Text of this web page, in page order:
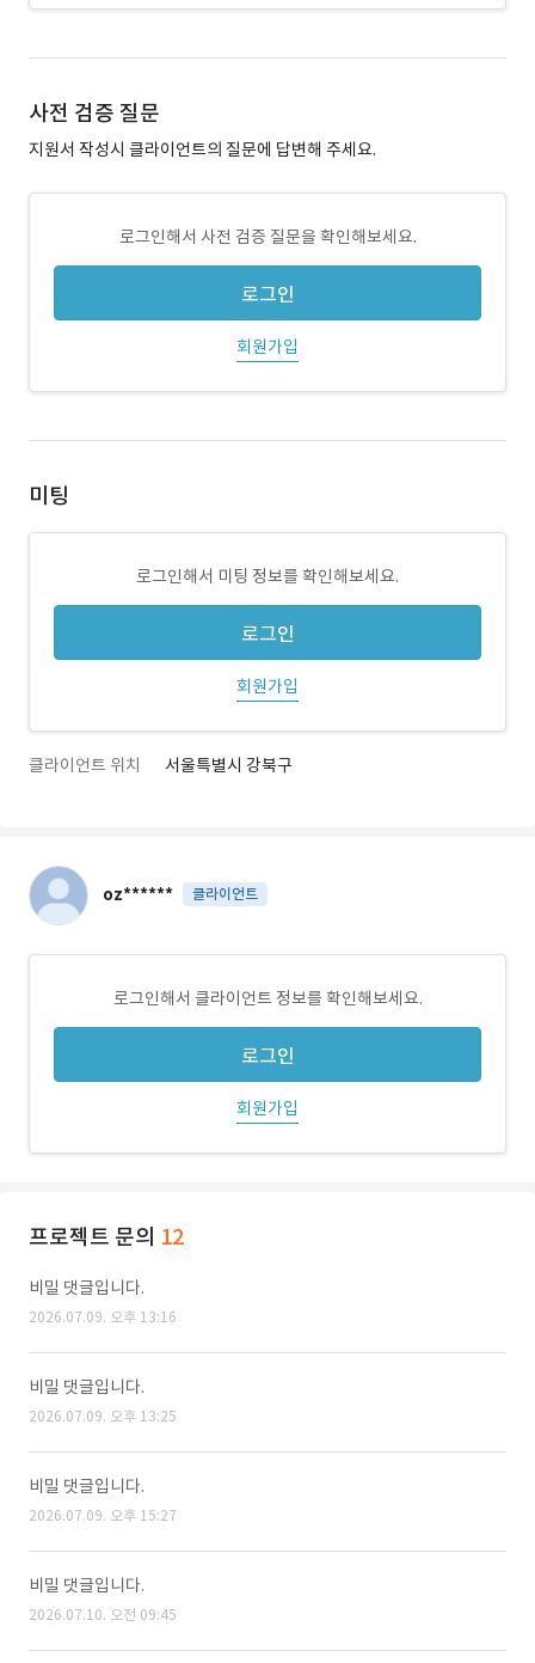
사전 검증 질문
지원서 작성시 클라이언트의 질문에 답변해 주세요.
로그인해서 사전 검증 질문을 확인해보세요.
로그인
회원가입
미팅
로그인해서 미팅 정보를 확인해보세요.
로그인
회원가입
클라이언트 위치 서울특별시 강북구
oz****** 클라이언트
로그인해서 클라이언트 정보를 확인해보세요.
로그인
회원가입
프로젝트 문의 12
비밀 댓글입니다.
2026.07.09. 오후 13:16
비밀 댓글입니다.
2026.07.09. 오후 13:25
비밀 댓글입니다.
2026.07.09. 오후 15:27
비밀 댓글입니다.
2026.07.10. 오전 09:45